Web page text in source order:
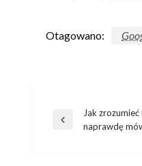
Otagowano:
Poprzedni
Jak
naprawdę